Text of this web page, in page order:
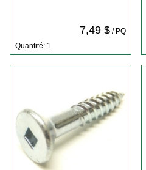
7,49 $/ PQ
Quantité: 1